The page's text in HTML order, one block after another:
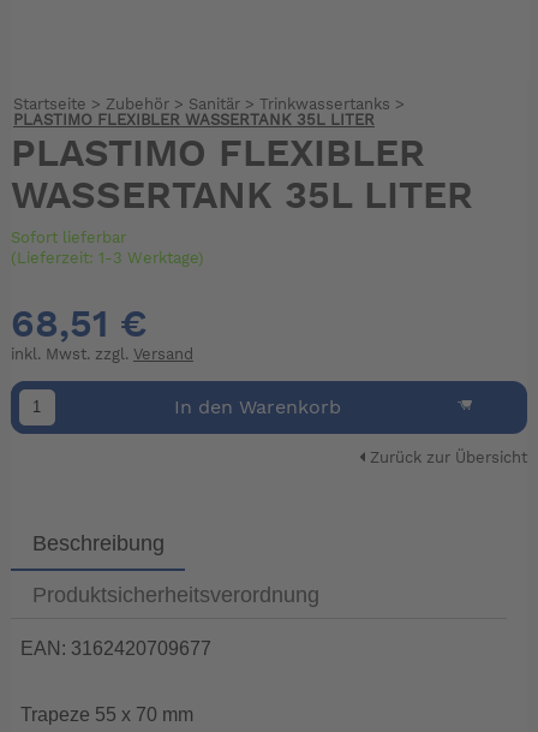
Startseite > Zubehör> Sanitär> Trinkwassertanks >
PLASTIMO FLEXIBLER WASSERTANK 35L LITER
PLASTIMO FLEXIBLER
WASSERTANK 35L LITER
Sofort lieferbar
(Lieferzeit: 1-3 Werktage)
68,51 €
inkl. Mwst. zzgl. Versand
In den Warenkorb
Zurück zur Übersicht
Beschreibung
Produktsicherheitsverordnung
EAN: 3162420709677
Trapeze 55 x 70 mm